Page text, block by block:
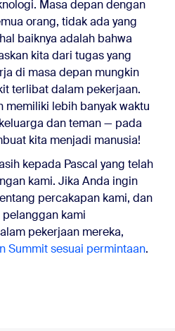
Masa depan dengan
orang, tidak ada yang
baiknya adalah bahwa
kita dari tugas yang
di masa depan mungkin
terlibat dalam pekerjaan.
memiliki lebih banyak waktu
dan teman — pada
kita menjadi manusia!
kepada Pascal yang telah
kami. Jika Anda ingin
percakapan kami, dan
kami
pekerjaan mereka,
Summit sesuai permintaan.